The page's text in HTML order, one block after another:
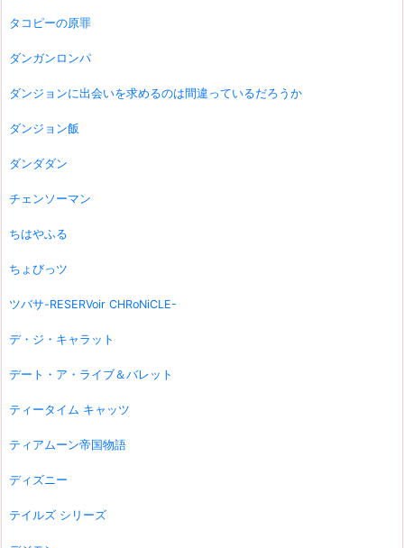
タコピーの原罪
ダンガンロンパ
ダンジョンに出会いを求めるのは間違っているだろうか
ダンジョン飯
ダンダダン
チェンソーマン
ちはやふる
ちょびっツ
ツバサ-RESERVoir CHRoNiCLE-
デ・ジ・キャラット
デート・ア・ライブ＆バレット
ティータイム キャッツ
ティアムーン帝国物語
ディズニー
テイルズ シリーズ